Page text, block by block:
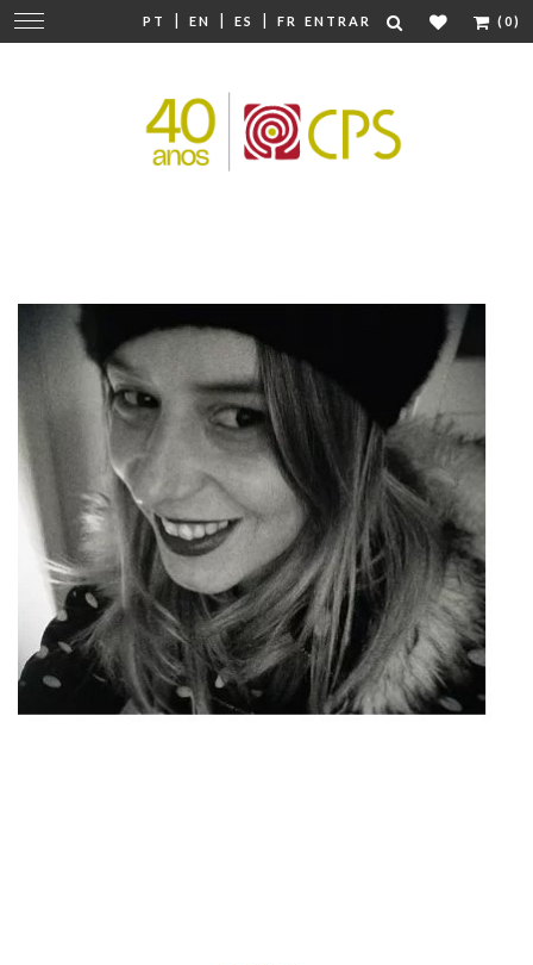
PT | EN | ES | FR ENTRAR (0)
Mudar
navegação